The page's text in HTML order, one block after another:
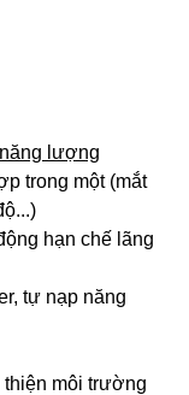
lượng
trong một (mắt
hạn chế lãng
tự nạp năng
môi trường